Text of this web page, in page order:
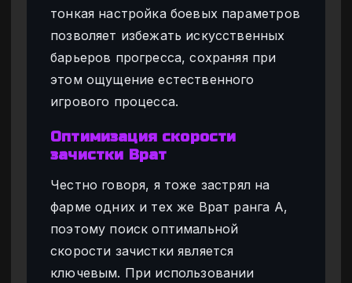
тонкая настройка боевых параметров
позволяет избежать искусственных
барьеров прогресса, сохраняя при
этом ощущение естественного
игрового процесса.
Оптимизация скорости
зачистки Врат
Честно говоря, я тоже застрял на
фарме одних и тех же Врат ранга А,
поэтому поиск оптимальной
скорости зачистки является
ключевым. При использовании